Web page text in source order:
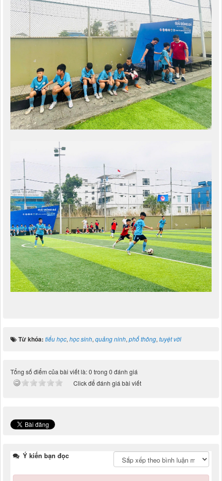
Từ khóa: tiểu học, học sinh, quảng ninh, phổ thông, tuyệt vời
Tổng số điểm của bài viết là: 0 trong 0 đánh giá
Click để đánh giá bài viết
Ý kiến bạn đọc